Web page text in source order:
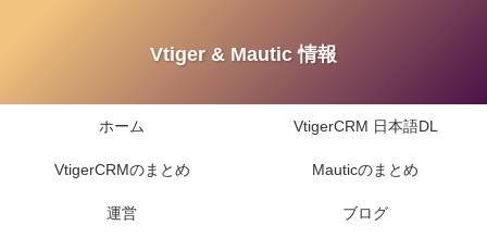
Vtiger & Mautic 情報
ホーム VtigerCRM 日本語DL
VtigerCRMのまとめ Mauticのまとめ
運営 ブログ